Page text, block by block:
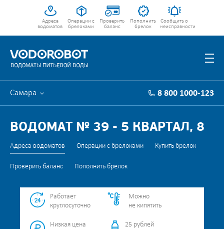
Адреса
водоматов
Операции с
брелоками
Проверить
баланс
Пополнить
брелок
Сообщить о
неисправности
Самара 8 800 1000-123
ВОДОМАТ № 39 - 5 КВАРТАЛ, 8
Адреса водоматов Операции с брелоками Купить брелок
Проверить баланс Пополнить брелок
Работает
круглосуточно
Можно
не кипятить
Низкая цена
25 рублей